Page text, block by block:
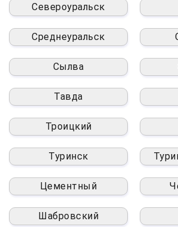
Североуральск
Среднеуральск
Сылва
Тавда
Троицкий
Туринск
Цементный
Шабровский